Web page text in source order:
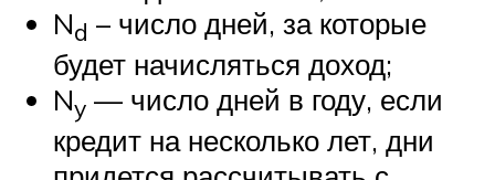
Nd – число дней, за которые
будет начисляться доход;
Ny — число дней в году, если
кредит на несколько лет, дни